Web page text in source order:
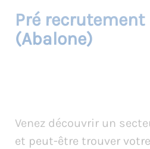
Pré
(Abalone)
Venez découvrir un
et peut-être trouver